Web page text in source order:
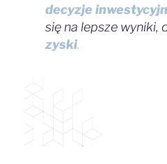
decyzje
się na lepsze wyniki,
zyski.